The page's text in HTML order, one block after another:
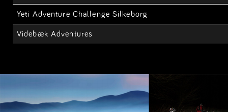
Yeti Adventure Challenge Silkeborg
Videbæk Adventures